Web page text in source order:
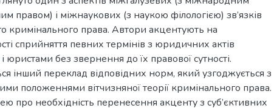
правом) і міжнаукових (з наукою філологією) зв’язків
кримінального права. Автори акцентують на
сприйняття певних термінів з юридичних актів
юристами без звернення до їх правової сутності.
інший переклад відповідних норм, який узгоджується з
положеннями вітчизняної теорії кримінального права.
про необхідність перенесення акценту з суб’єктивних